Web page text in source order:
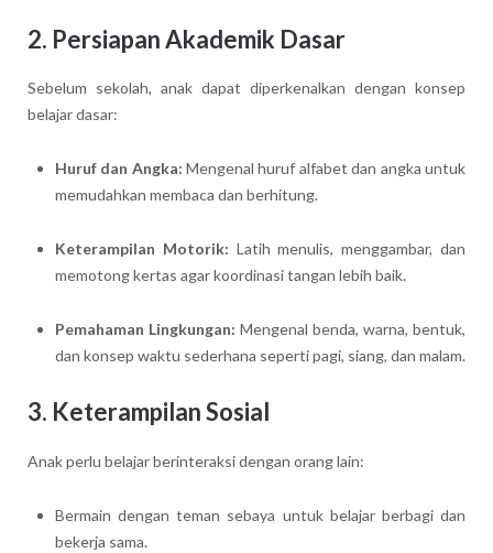
2. Persiapan Akademik Dasar
Sebelum sekolah, anak dapat diperkenalkan dengan konsep
belajar dasar:
Huruf dan Angka: Mengenal huruf alfabet dan angka untuk
memudahkan membaca dan berhitung.
Keterampilan Motorik: Latih menulis, menggambar, dan
memotong kertas agar koordinasi tangan lebih baik.
Pemahaman Lingkungan: Mengenal benda, warna, bentuk,
dan konsep waktu sederhana seperti pagi, siang, dan malam.
3. Keterampilan Sosial
Anak perlu belajar berinteraksi dengan orang lain:
Bermain dengan teman sebaya untuk belajar berbagi dan
bekerja sama.